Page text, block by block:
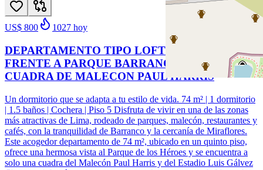
US$ 800 1027 hoy
DEPARTAMENTO TIPO LOFT EN ALQUILER
FRENTE A PARQUE BARRANCO A UNA
CUADRA DE MALECON PAUL HARRIS
Un dormitorio que se adapta a tu estilo de vida. 74 m² | 1 dormitorio
| 1.5 baños | Cochera | Piso 5 Disfruta de vivir en una de las zonas
más atractivas de Lima, rodeado de parques, malecón, restaurantes y
cafés, con la tranquilidad de Barranco y la cercanía de Miraflores.
Este acogedor departamento de 74 m², ubicado en un quinto piso,
ofrece una hermosa vista al Parque de los Héroes y se encuentra a
solo una cuadra del Malecón Paul Harris y del Estadio Luis Gálvez